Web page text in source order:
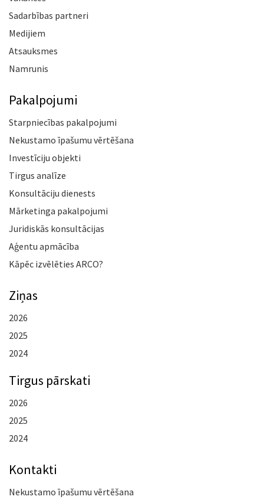
Sadarbības partneri
Medijiem
Atsauksmes
Namrunis
Pakalpojumi
Starpniecības pakalpojumi
Nekustamo īpašumu vērtēšana
Investīciju objekti
Tirgus analīze
Konsultāciju dienests
Mārketinga pakalpojumi
Juridiskās konsultācijas
Aģentu apmācība
Kāpēc izvēlēties ARCO?
Ziņas
2026
2025
2024
Tirgus pārskati
2026
2025
2024
Kontakti
Nekustamo īpašumu vērtēšana